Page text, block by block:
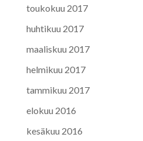
toukokuu 2017
huhtikuu 2017
maaliskuu 2017
helmikuu 2017
tammikuu 2017
elokuu 2016
kesäkuu 2016